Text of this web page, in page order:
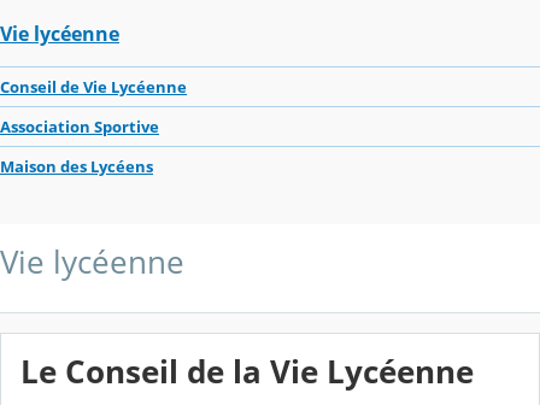
Vie lycéenne
Conseil de Vie Lycéenne
Association Sportive
Maison des Lycéens
Vie lycéenne
Le Conseil de la Vie Lycéenne